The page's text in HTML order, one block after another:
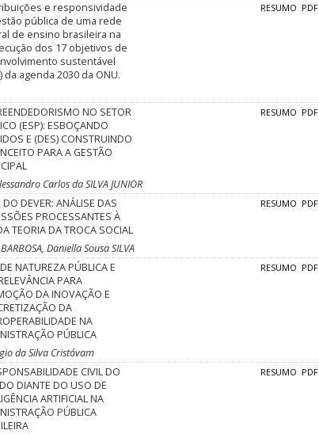
e responsividade
pública de uma rede
de ensino brasileira na
dos 17 objetivos de
sustentável
da agenda 2030 da ONU.
RESUMO PDF
NO SETOR
(ESP): ESBOÇANDO
E (DES) CONSTRUINDO
PARA A GESTÃO
RESUMO PDF
Carlos da SILVA JUNIOR
DO DEVER: ANÁLISE DAS
PROCESSANTES À
TEORIA DA TROCA SOCIAL
RESUMO PDF
Daniella Sousa SILVA
NATUREZA PÚBLICA E
PARA
DA INOVAÇÃO E
DA
NA
PÚBLICA
RESUMO PDF
da Silva Cristóvam
CIVIL DO
DIANTE DO USO DE
ARTIFICIAL NA
PÚBLICA
RESUMO PDF